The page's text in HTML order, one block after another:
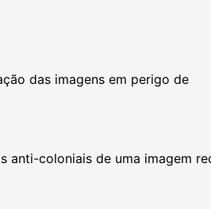
das imagens em perigo de
anti-coloniais de uma imagem